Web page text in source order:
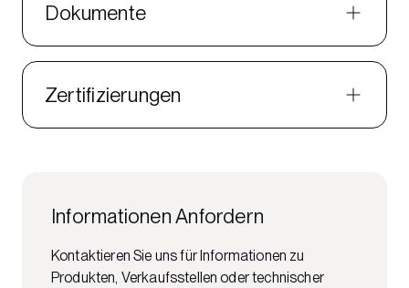
Dokumente
Zertifizierungen
Informationen Anfordern
Kontaktieren Sie uns für Informationen zu
Produkten, Verkaufsstellen oder technischer